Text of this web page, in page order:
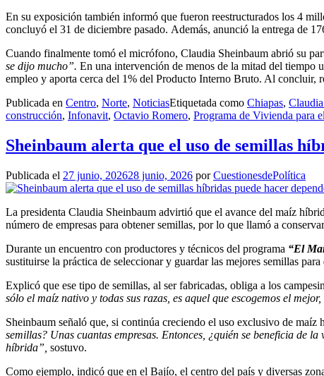
En su exposición también informó que fueron reestructurados los 4
concluyó el 31 de diciembre pasado. Además, anunció la entrega de
Cuando finalmente tomó el micrófono, Claudia Sheinbaum abrió su
se dijo mucho”. En una intervención de menos de la mitad del tiempo
empleo y aporta cerca del 1% del Producto Interno Bruto. Al
Publicada en Centro, Norte, NoticiasEtiquetada como Chiapas,
construcción, Infonavit, Octavio Romero, Programa de Vivienda para
Sheinbaum alerta que el uso de semillas
Publicada el 27 junio, 202628 junio, 2026 porCuestionesdePolítica
La presidenta Claudia Sheinbaum advirtió que el avance del maíz
número de empresas para obtener semillas, por lo que llamó a
Durante un encuentro con productores y técnicos del programa “El
sustituirse la práctica de seleccionar y guardar las mejores semillas
Explicó que ese tipo de semillas, al ser fabricadas, obliga a los
sólo el maíz nativo y todas sus razas, es aquel que escogemos el
Sheinbaum señaló que, si continúa creciendo el uso exclusivo de
semillas? Unas cuantas empresas. Entonces, ¿quién se beneficia de
híbrida”, sostuvo.
Como ejemplo, indicó que en el Bajío, el centro del país y diversas